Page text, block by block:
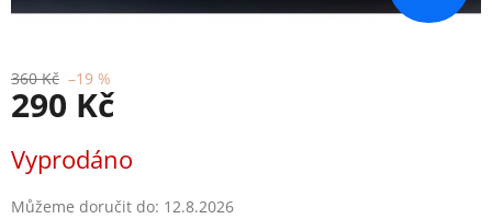
360 Kč –19 %
290 Kč
cena:
Vyprodáno
Můžeme doručit do: 12.8.2026